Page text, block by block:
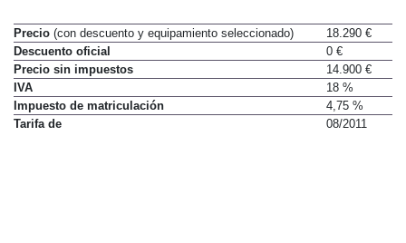
Precio (con descuento y equipamiento seleccionado)
18.290 €
Descuento oficial
0 €
Precio sin impuestos
14.900 €
IVA
18 %
Impuesto de matriculación
4,75 %
Tarifa de
08/2011